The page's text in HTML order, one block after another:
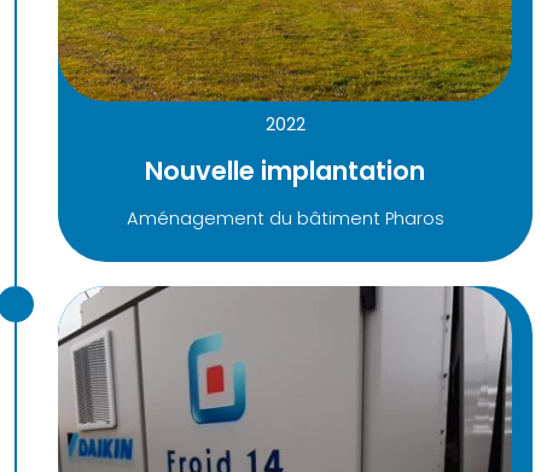
2022
Nouvelle implantation
Aménagement du bâtiment Pharos